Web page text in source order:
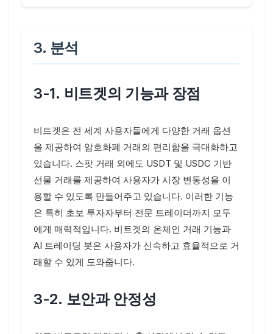
3. 분석
3-1. 비트겟의 기능과 장점
비트겟은 전 세계 사용자들에게 다양한 거래 옵션
을 제공하여 암호화폐 거래의 편리함을 극대화하고
있습니다. 스팟 거래 외에도 USDT 및 USDC 기반
선물 거래를 제공하여 사용자가 시장 변동성을 이
용할 수 있도록 만들어주고 있습니다. 이러한 기능
은 특히 초보 투자자부터 전문 트레이더까지 모두
에게 매력적입니다. 비트겟의 온체인 거래 기능과
AI 트레이딩 봇은 사용자가 신속하고 효율적으로 거
래할 수 있게 도와줍니다.
3-2. 보안과 안정성